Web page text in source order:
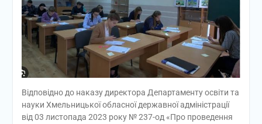
Відповідно до наказу директора Департаменту освіти та
науки Хмельницької обласної державної адміністрації
від 03 листопада 2023 року № 237-од «Про проведення